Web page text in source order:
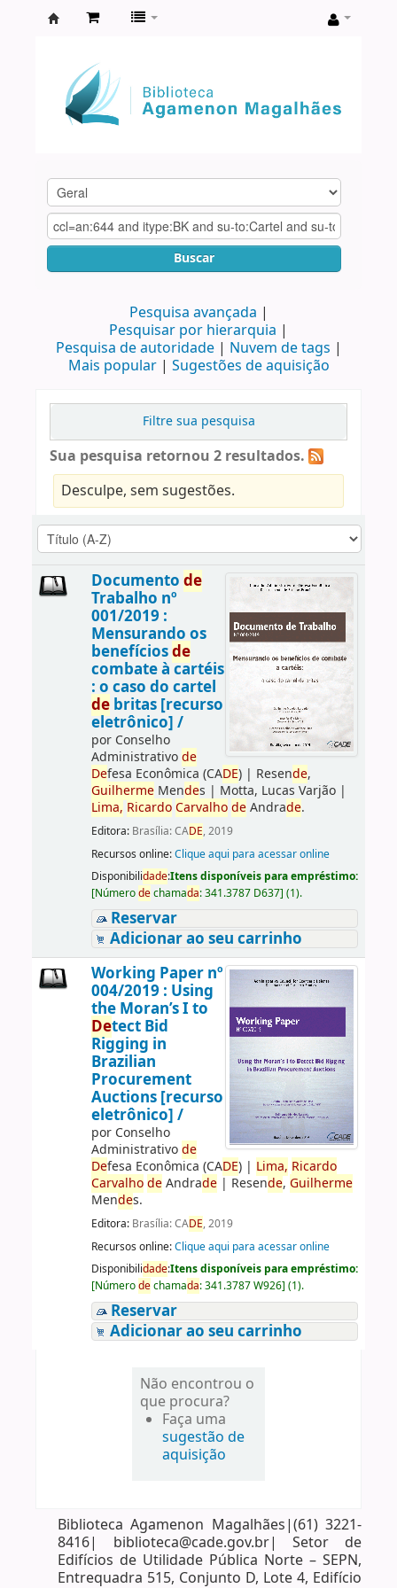
Agamenon
Magalhães
Buscar
Pesquisa avançada
Pesquisar por hierarquia
Pesquisa de autoridade
Nuvem de tags
Mais popular
Sugestões de aquisição
Filtre sua pesquisa
Sua pesquisa retornou 2 resultados.
Desculpe, sem sugestões.
Documento de
Trabalho nº
001/2019 :
Mensurando os
benefíciosde
combate à cartéis
: o caso do cartel
debritas [recurso
eletrônico] /
por Conselho
Administrativode
Defesa Econômica (CADE)| Resende,
GuilhermeMendes | Motta, Lucas Varjão|
Lima, Ricardo Carvalho deAndrade.
Editora: Brasília: CADE, 2019
Recursos online:Clique aqui para acessar online
Disponibilidade:Itens disponíveis para empréstimo:
[Númerodechamada:341.3787 D637] (1).
Reservar
Adicionar ao seu carrinho
Working Paper nº
004/2019 : Using
the Moran’s I to
Detect Bid
Rigging in
Brazilian
Procurement
Auctions [recurso
eletrônico] /
por Conselho
Administrativode
Defesa Econômica (CADE)| Lima, Ricardo
Carvalho deAndrade| Resende, Guilherme
Mendes.
Editora: Brasília: CADE, 2019
Recursos online:Clique aqui para acessar online
Disponibilidade:Itens disponíveis para empréstimo:
[Númerodechamada:341.3787 W926] (1).
Reservar
Adicionar ao seu carrinho
Não encontrou o
que procura?
Faça uma
sugestão de
aquisição
Biblioteca Agamenon Magalhães|(61) 3221-
8416| biblioteca@cade.gov.br| Setor de
Edifícios de Utilidade Pública Norte – SEPN,
Entrequadra 515, Conjunto D, Lote 4, Edifício